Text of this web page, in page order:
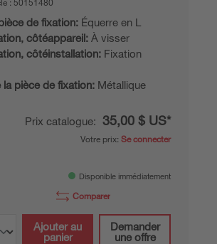
de fixation: Équerre en L
côtéappareil: À visser
côtéinstallation: Fixation
la pièce de fixation: Métallique
Prix catalogue: 35,00 $ US*
Votre prix: Se connecter
Disponible immédiatement
Comparer
Ajouter au
panier
Demander
une offre